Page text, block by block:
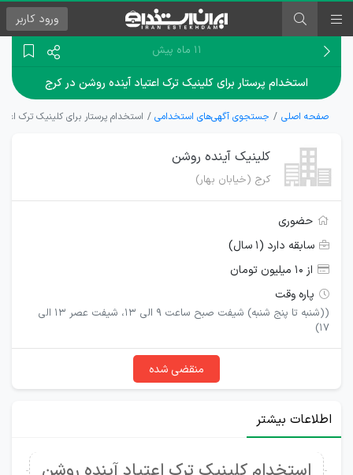
ورود کاربر
۱۱ ماه پیش
استخدام پرستار برای کلینیک ترک اعتیاد آینده روشن در کرج
صفحه اصلی جستجوی آگهی‌های استخدامی استخدام پرستار برای کلینیک ترک
کلینیک آینده روشن
کرج (خیابان بهار)
حضوری
سابقه دارد (۱ سال)
از ۱۰ میلیون تومان
پاره وقت
((شنبه تا پنج شنبه) شیفت صبح ساعت ۹ الی ۱۳، شیفت عصر ۱۳ الی
۱۷)
منقضی شده
اطلاعات بیشتر